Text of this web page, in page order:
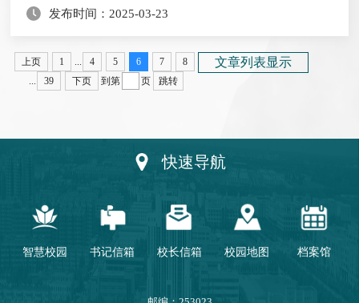
发布时间：2025-03-23
文章列表显示
上页 1 ... 4 5 6 7
8
...
39 下页 到第 页 跳转
快速导航
智慧校园 书记信箱 校长信箱 校园地图 档案馆